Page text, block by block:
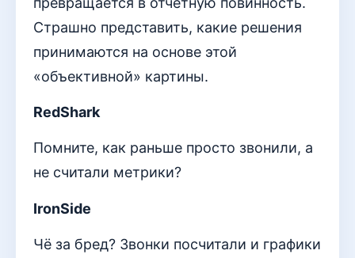
Страшно представить, какие решения
принимаются на основе этой
«объективной» картины.
RedShark
Помните, как раньше просто звонили, а
не считали метрики?
IronSide
Чё за бред? Звонки посчитали и графики